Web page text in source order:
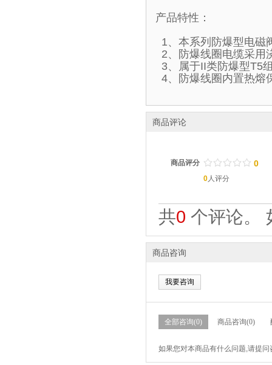
产品特性：
1、本系列防爆型电磁
2、防爆线圈电缆采用
3、属于II类防爆型T5
4、防爆线圈内置热熔
商品评论
商品评分 / / / / /
. . . . . 0
0人评分
共0 个评论。
商品咨询
我要咨询
全部咨询(0) 商品咨询(0)
如果您对本商品有什么问题,请提问